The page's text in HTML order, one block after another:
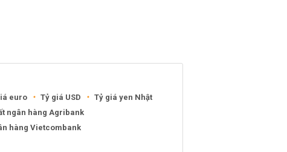
euro Tỷ giá USD
Tỷ giá yen Nhật
ngân hàng Agribank
hàng Vietcombank